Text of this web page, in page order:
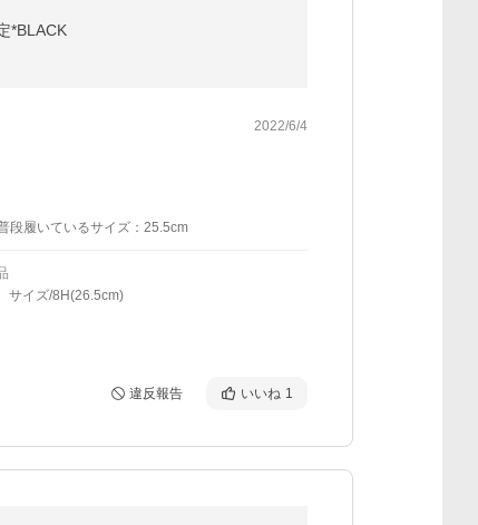
*BLACK
2022/6/4
段履いているサイズ：25.5cm
サイズ/8H(26.5cm)
違反報告 いいね 1